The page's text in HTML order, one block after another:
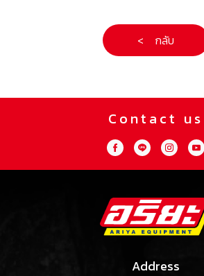
< กลับ
Contact us
Address